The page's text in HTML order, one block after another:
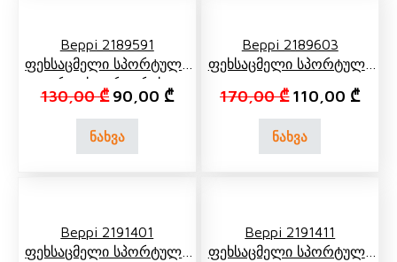
Beppi 2189591
Ფეხსაცმელი Სპორტული
Ვარდისფერი, Რუხი
130,00₾ Original price was: 130,00 ₾.
90,00 ₾Current price is: 90,00 ₾.
ნახვა
Beppi 2189603
Ფეხსაცმელი Სპორტული
170,00₾ Original price
110,00 ₾
ნახვა
Beppi 2191401
Ფეხსაცმელი Სპორტული
Beppi 2191411
Ფეხსაცმელი Სპორტული